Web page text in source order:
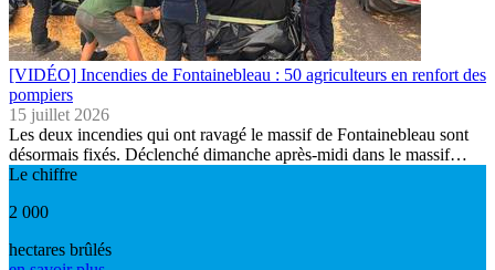
[VIDÉO] Incendies de Fontainebleau : 50 agriculteurs en renfort des
pompiers
15 juillet 2026
Les deux incendies qui ont ravagé le massif de Fontainebleau sont
désormais fixés. Déclenché dimanche après-midi dans le massif…
Le chiffre
2 000
hectares brûlés